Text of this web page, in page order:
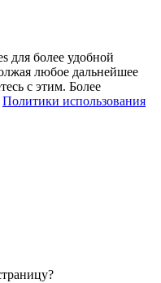
для более удобной
любое дальнейшее
с этим. Более
Политики использования